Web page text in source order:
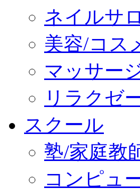
ネイルサ
美容/コス
マッサー
リラクゼ
スクール
塾/家庭教
コンピュ